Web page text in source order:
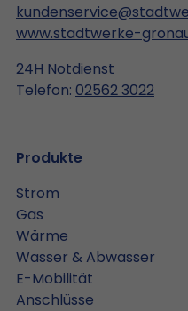
www.stadtwerke-
24H Notdienst
Telefon: 02562 3022
Produkte
Strom
Gas
Wärme
Wasser & Abwasser
E-Mobilität
Anschlüsse